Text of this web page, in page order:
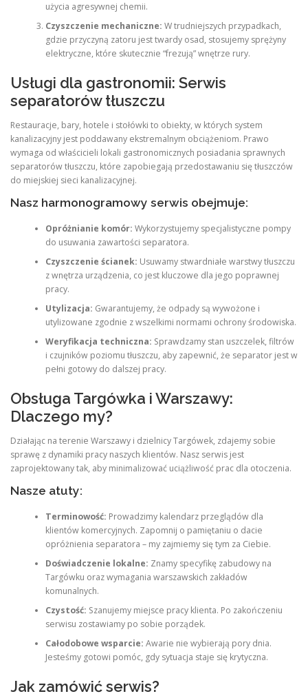
użycia agresywnej chemii.
Czyszczenie mechaniczne: W trudniejszych przypadkach,
gdzie przyczyną zatoru jest twardy osad, stosujemy sprężyny
elektryczne, które skutecznie “frezują” wnętrze rury.
Usługi dla gastronomii: Serwis
separatorów tłuszczu
Restauracje, bary, hotele i stołówki to obiekty, w których system
kanalizacyjny jest poddawany ekstremalnym obciążeniom. Prawo
wymaga od właścicieli lokali gastronomicznych posiadania sprawnych
separatorów tłuszczu, które zapobiegają przedostawaniu się tłuszczów
do miejskiej sieci kanalizacyjnej.
Nasz harmonogramowy serwis obejmuje:
Opróżnianie komór: Wykorzystujemy specjalistyczne pompy
do usuwania zawartości separatora.
Czyszczenie ścianek: Usuwamy stwardniałe warstwy tłuszczu
z wnętrza urządzenia, co jest kluczowe dla jego poprawnej
pracy.
Utylizacja: Gwarantujemy, że odpady są wywożone i
utylizowane zgodnie z wszelkimi normami ochrony środowiska.
Weryfikacja techniczna: Sprawdzamy stan uszczelek, filtrów
i czujników poziomu tłuszczu, aby zapewnić, że separator jest w
pełni gotowy do dalszej pracy.
Obsługa Targówka i Warszawy:
Dlaczego my?
Działając na terenie Warszawy i dzielnicy Targówek, zdajemy sobie
sprawę z dynamiki pracy naszych klientów. Nasz serwis jest
zaprojektowany tak, aby minimalizować uciążliwość prac dla otoczenia.
Nasze atuty:
Terminowość: Prowadzimy kalendarz przeglądów dla
klientów komercyjnych. Zapomnij o pamiętaniu o dacie
opróżnienia separatora – my zajmiemy się tym za Ciebie.
Doświadczenie lokalne: Znamy specyfikę zabudowy na
Targówku oraz wymagania warszawskich zakładów
komunalnych.
Czystość: Szanujemy miejsce pracy klienta. Po zakończeniu
serwisu zostawiamy po sobie porządek.
Całodobowe wsparcie: Awarie nie wybierają pory dnia.
Jesteśmy gotowi pomóc, gdy sytuacja staje się krytyczna.
Jak zamówić serwis?